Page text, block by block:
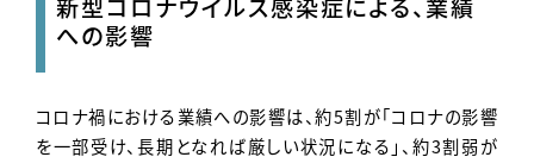
新型コロナウイルス感染症による、業績
への影響
コロナ禍における業績への影響は、約5割が「コロナの影響
を一部受け、長期となれば厳しい状況になる」、約3割弱が